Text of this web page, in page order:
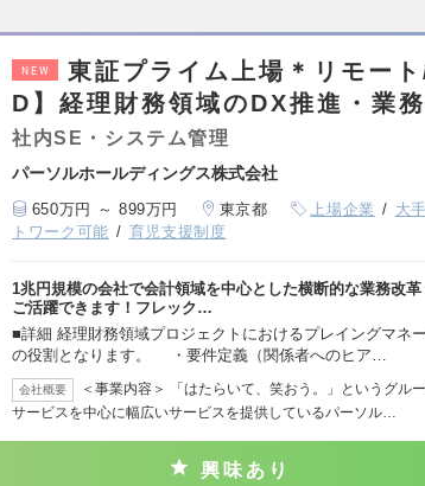
NEW
東証プライム上場＊リモー
D】経理財務領域のDX推進・業
社内SE・システム管理
パーソルホールディングス株式会社
650万円 ～ 899万円 東京都 上場企業 大
トワーク可能
育児支援制度
1兆円規模の会社で会計領域を中心とした横断的な業務改
ご活躍できます！フレック…
■詳細 経理財務領域プロジェクトにおけるプレイングマネ
の役割となります。 ・要件定義（関係者へのヒア…
会社概要
＜事業内容＞ 「はたらいて、笑おう。」というグル
サービスを中心に幅広いサービスを提供しているパーソル…
興味あり